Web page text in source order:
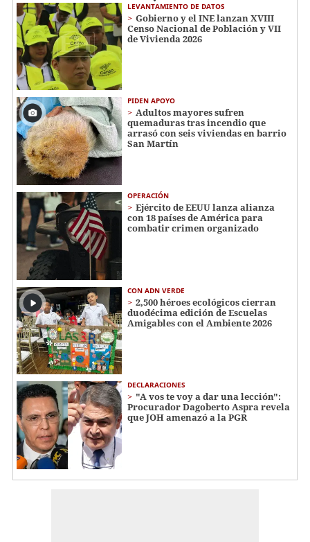
LEVANTAMIENTO DE DATOS
Gobierno y el INE lanzan XVIII
Censo Nacional de Población y VII
de Vivienda 2026
PIDEN APOYO
Adultos mayores sufren
quemaduras tras incendio que
arrasó con seis viviendas en barrio
San Martín
OPERACIÓN
Ejército de EEUU lanza alianza
con 18 países de América para
combatir crimen organizado
CON ADN VERDE
2,500 héroes ecológicos cierran
duodécima edición de Escuelas
Amigables con el Ambiente 2026
DECLARACIONES
"A vos te voy a dar una lección":
Procurador Dagoberto Aspra revela
que JOH amenazó a la PGR